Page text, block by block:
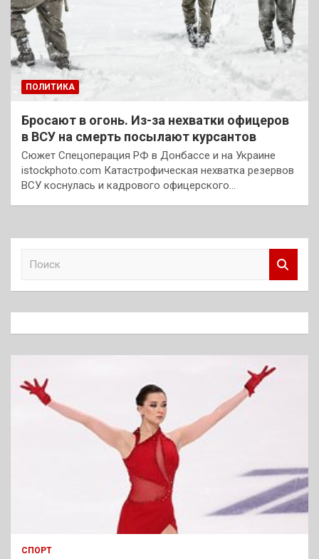
ПОЛИТИКА
Бросают в огонь. Из-за нехватки офицеров
в ВСУ на смерть посылают курсантов
Сюжет Спецоперация РФ в Донбассе и на Украине
istockphoto.com Катастрофическая нехватка резервов
ВСУ коснулась и кадрового офицерского…
к
СПОРТ